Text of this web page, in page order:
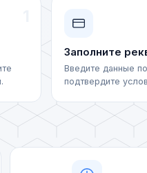
Заполните
Введите данные
подтвердите